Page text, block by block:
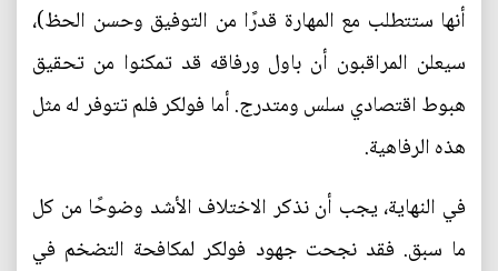
أنها ستتطلب مع المهارة قدرًا من التوفيق وحسن الحظ)،
سيعلن المراقبون أن باول ورفاقه قد تمكنوا من تحقيق
هبوط اقتصادي سلس ومتدرج. أما فولكر فلم تتوفر له مثل
هذه الرفاهية.
في النهاية، يجب أن نذكر الاختلاف الأشد وضوحًا من كل
ما سبق. فقد نجحت جهود فولكر لمكافحة التضخم في